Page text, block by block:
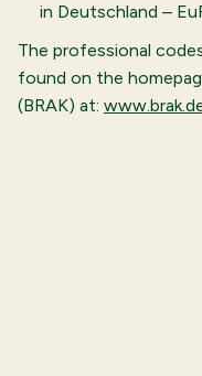
in Deutschland –
The professional
found on the
(BRAK) at: